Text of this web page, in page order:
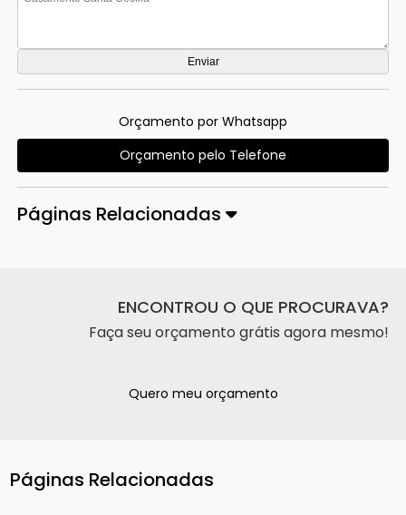
Orçamento por Whatsapp
Orçamento pelo Telefone
Páginas Relacionadas
ENCONTROU O QUE PROCURAVA?
Faça seu orçamento grátis agora mesmo!
Quero meu orçamento
Páginas Relacionadas